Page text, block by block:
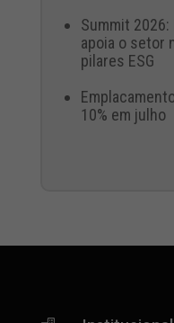
Summit
apoia o setor
pilares ESG
10% em julho